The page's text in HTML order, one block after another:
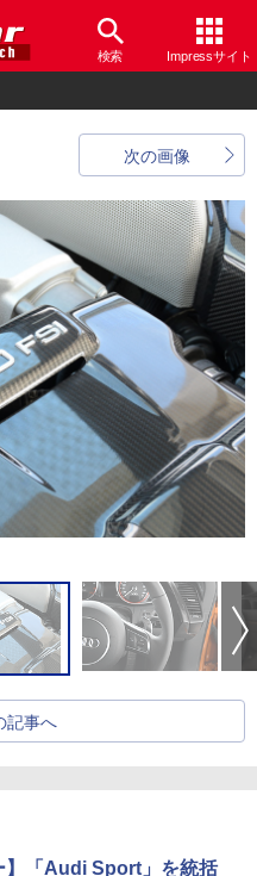
検索 Impressサイト
次の画像
記事へ
】「Audi Sport」を統括